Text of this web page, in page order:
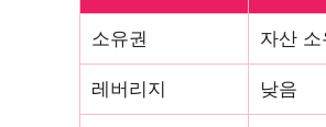
소유권 자산 소
레버리지 낮음